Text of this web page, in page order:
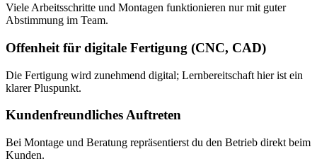
Viele Arbeitsschritte und Montagen funktionieren nur mit guter
Abstimmung im Team.
Offenheit für digitale Fertigung (CNC, CAD)
Die Fertigung wird zunehmend digital; Lernbereitschaft hier ist ein
klarer Pluspunkt.
Kundenfreundliches Auftreten
Bei Montage und Beratung repräsentierst du den Betrieb direkt beim
Kunden.